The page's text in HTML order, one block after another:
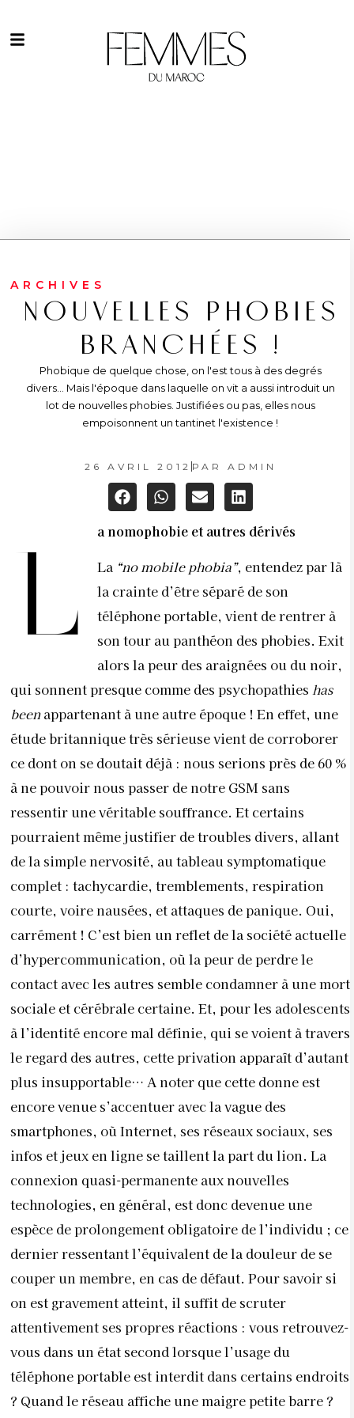
ARCHIVES
NOUVELLES PHOBIES
BRANCHÉES !
Phobique de quelque chose, on l'est tous à des degrés
divers... Mais l'époque dans laquelle on vit a aussi introduit un
lot de nouvelles phobies. Justifiées ou pas, elles nous
empoisonnent un tantinet l'existence !
26 AVRIL 2012 PAR ADMIN
L
a nomophobie et autres dérivés
La “no mobile phobia”, entendez par là
la crainte d’être séparé de son
téléphone portable, vient de rentrer à
son tour au panthéon des phobies. Exit
alors la peur des araignées ou du noir,
qui sonnent presque comme des psychopathies has
beenappartenant à une autre époque ! En effet, une
étude britannique très sérieuse vient de corroborer
ce dont on se doutait déjà : nous serions près de 60 %
à ne pouvoir nous passer de notre GSM sans
ressentir une véritable souffrance. Et certains
pourraient même justifier de troubles divers, allant
de la simple nervosité, au tableau symptomatique
complet : tachycardie, tremblements, respiration
courte, voire nausées, et attaques de panique. Oui,
carrément ! C’est bien un reflet de la société actuelle
d’hypercommunication, où la peur de perdre le
contact avec les autres semble condamner à une mort
sociale et cérébrale certaine. Et, pour les adolescents
à l’identité encore mal définie, qui se voient à travers
le regard des autres, cette privation apparaît d’autant
plus insupportable… A noter que cette donne est
encore venue s’accentuer avec la vague des
smartphones, où Internet, ses réseaux sociaux, ses
infos et jeux en ligne se taillent la part du lion. La
connexion quasi-permanente aux nouvelles
technologies, en général, est donc devenue une
espèce de prolongement obligatoire de l’individu ; ce
dernier ressentant l’équivalent de la douleur de se
couper un membre, en cas de défaut. Pour savoir si
on est gravement atteint, il suffit de scruter
attentivement ses propres réactions : vous retrouvez-
vous dans un état second lorsque l’usage du
téléphone portable est interdit dans certains endroits
? Quand le réseau affiche une maigre petite barre ?